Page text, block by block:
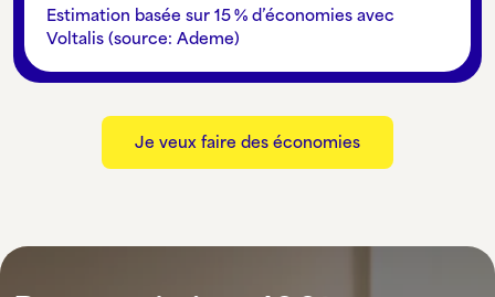
Estimation basée sur 15 % d’économies avec
Voltalis (source: Ademe)
Je veux faire des économies